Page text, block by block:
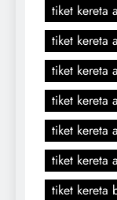
tiket kereta
tiket kereta
tiket kereta
tiket kereta
tiket kereta
tiket kereta
tiket kereta